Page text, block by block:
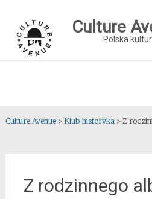
content
Culture
Polska
Culture Avenue> Klub historyka> Z
Z rodzinnego